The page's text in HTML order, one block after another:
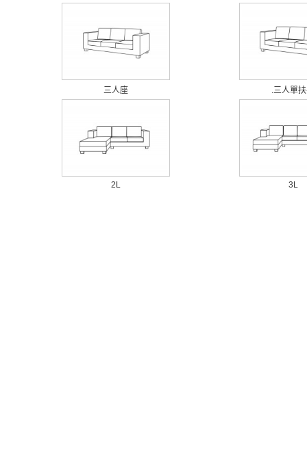
三人座 .三人單
2L 3L